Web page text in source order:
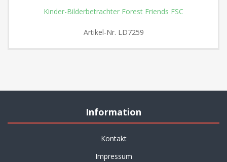
Kinder-Bilderbetrachter Forest Friends FSC
Artikel-Nr. LD7259
Information
Kontakt
Impressum